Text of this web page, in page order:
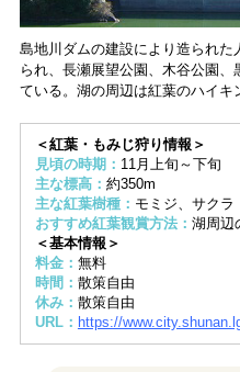
島地川ダムの建設により造られた
られ、長瀬展望公園、木谷公園
ている。湖の周辺は紅葉のハイキ
＜紅葉・もみじ狩り情報＞
見頃の時期： 11月上旬～下旬
主な標高： 約350m
主な紅葉樹種： モミジ、サクラ
おすすめ紅葉観賞方法： 湖周辺
＜基本情報＞
料金： 無料
時間： 散策自由
休み： 散策自由
URL： https://